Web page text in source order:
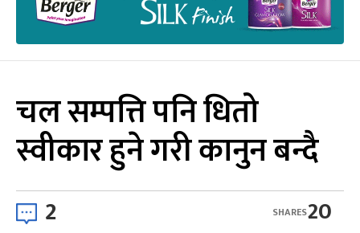
चल सम्पत्ति पनि धितो
स्वीकार हुने गरी कानुन बन्दै
2 20
SHARES